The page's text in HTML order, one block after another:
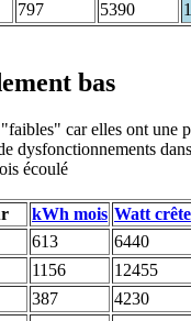
797 5390
bas
car elles ont
dysfonctionnements
écoulé
kWh mois Watt crête
613 6440
1156 12455
387 4230